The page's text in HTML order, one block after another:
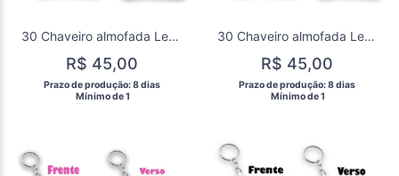
30 Chaveiro almofada Lembrancinha A Bela e a Fera
R$ 45,00
Prazo de produção: 8 dias
  Mínimo de 1
30 Chaveiro almofada Lembrancinha Batizado
R$ 45,00
Prazo de produção: 8 dias
  Mínimo de 1